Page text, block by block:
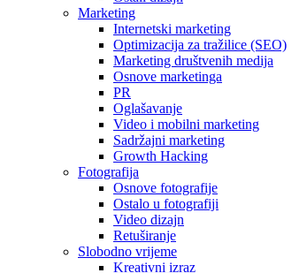
Marketing
Internetski marketing
Optimizacija za tražilice (SEO)
Marketing društvenih medija
Osnove marketinga
PR
Oglašavanje
Video i mobilni marketing
Sadržajni marketing
Growth Hacking
Fotografija
Osnove fotografije
Ostalo u fotografiji
Video dizajn
Retuširanje
Slobodno vrijeme
Kreativni izraz